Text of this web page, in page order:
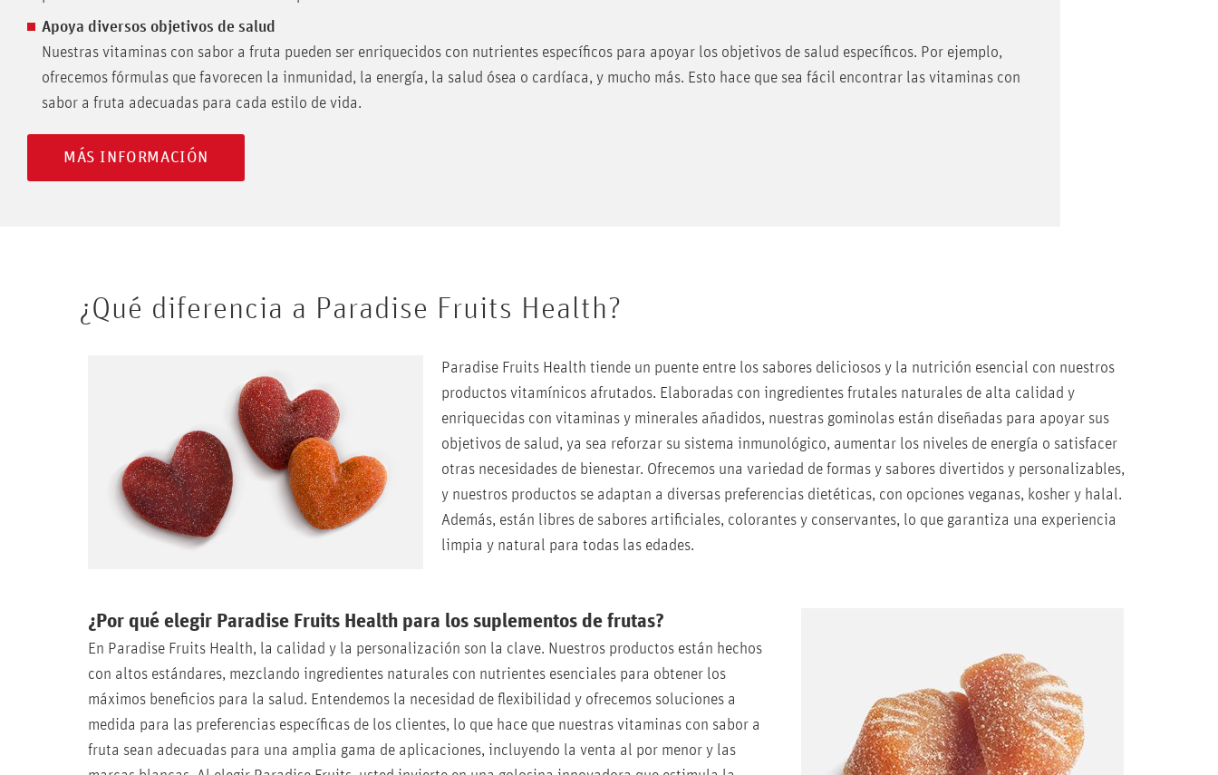
Apoya diversos objetivos de salud
Nuestras vitaminas con sabor a fruta pueden ser enriquecidos con nutrientes específicos para apoyar los objetivos de salud específicos. Por ejemplo,
ofrecemos fórmulas que favorecen la inmunidad, la energía, la salud ósea o cardíaca, y mucho más. Esto hace que sea fácil encontrar las vitaminas con
sabor a fruta adecuadas para cada estilo de vida.
MÁS INFORMACIÓN
¿Qué diferencia a Paradise Fruits Health?
Paradise Fruits Health tiende un puente entre los sabores deliciosos y la nutrición esencial con nuestros
productos vitamínicos afrutados. Elaboradas con ingredientes frutales naturales de alta calidad y
enriquecidas con vitaminas y minerales añadidos, nuestras gominolas están diseñadas para apoyar sus
objetivos de salud, ya sea reforzar su sistema inmunológico, aumentar los niveles de energía o satisfacer
otras necesidades de bienestar. Ofrecemos una variedad de formas y sabores divertidos y personalizables,
y nuestros productos se adaptan a diversas preferencias dietéticas, con opciones veganas, kosher y halal.
Además, están libres de sabores artificiales, colorantes y conservantes, lo que garantiza una experiencia
limpia y natural para todas las edades.
¿Por qué elegir Paradise Fruits Health para los suplementos de frutas?
En Paradise Fruits Health, la calidad y la personalización son la clave. Nuestros productos están hechos
con altos estándares, mezclando ingredientes naturales con nutrientes esenciales para obtener los
máximos beneficios para la salud. Entendemos la necesidad de flexibilidad y ofrecemos soluciones a
medida para las preferencias específicas de los clientes, lo que hace que nuestras vitaminas con sabor a
fruta sean adecuadas para una amplia gama de aplicaciones, incluyendo la venta al por menor y las